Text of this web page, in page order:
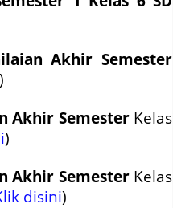
Akhir Semester
)
Akhir SemesterKelas
)
Akhir SemesterKelas
disini)